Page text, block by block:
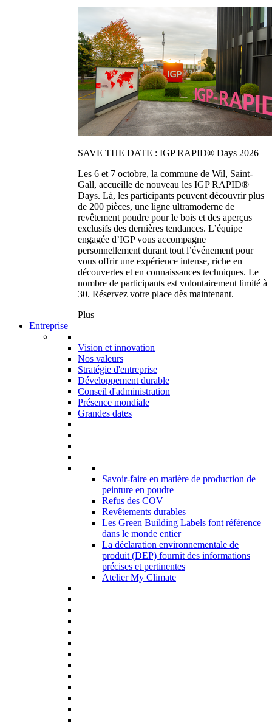
SAVE THE DATE : IGP RAPID® Days 2026
Les 6 et 7 octobre, la commune de Wil, Saint-
Gall, accueille de nouveau les IGP RAPID®
Days. Là, les participants peuvent découvrir plus
de 200 pièces, une ligne ultramoderne de
revêtement poudre pour le bois et des aperçus
exclusifs des dernières tendances. L’équipe
engagée d’IGP vous accompagne
personnellement durant tout l’événement pour
vous offrir une expérience intense, riche en
découvertes et en connaissances techniques. Le
nombre de participants est volontairement limité à
30. Réservez votre place dès maintenant.
Plus
Entreprise
Vision et innovation
Nos valeurs
Stratégie d'entreprise
Développement durable
Conseil d'administration
Présence mondiale
Grandes dates
Savoir-faire en matière de production de
peinture en poudre
Refus des COV
Revêtements durables
Les Green Building Labels font référence
dans le monde entier
La déclaration environnementale de
produit (DEP) fournit des informations
précises et pertinentes
Atelier My Climate